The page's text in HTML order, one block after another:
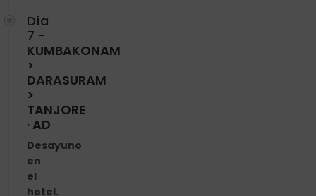
Día
7 -
KUMBAKONAM
>
DARASURAM
>
TANJORE
· AD
Desayuno
en
el
hotel.